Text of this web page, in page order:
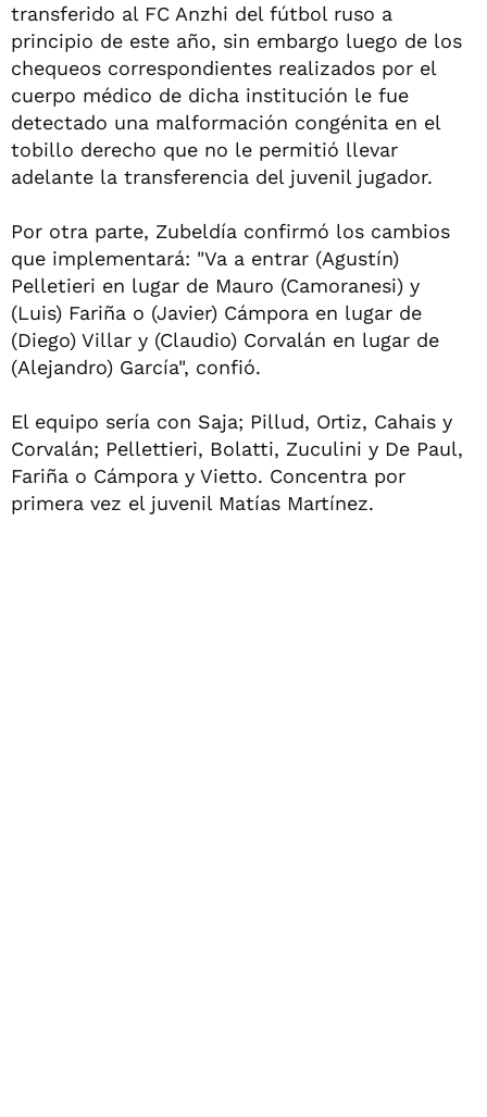
transferido al FC Anzhi del fútbol ruso a
principio de este año, sin embargo luego de los
chequeos correspondientes realizados por el
cuerpo médico de dicha institución le fue
detectado una malformación congénita en el
tobillo derecho que no le permitió llevar
adelante la transferencia del juvenil jugador.
Por otra parte, Zubeldía confirmó los cambios
que implementará: "Va a entrar (Agustín)
Pelletieri en lugar de Mauro (Camoranesi) y
(Luis) Fariña o (Javier) Cámpora en lugar de
(Diego) Villar y (Claudio) Corvalán en lugar de
(Alejandro) García", confió.
El equipo sería con Saja; Pillud, Ortiz, Cahais y
Corvalán; Pellettieri, Bolatti, Zuculini y De Paul,
Fariña o Cámpora y Vietto. Concentra por
primera vez el juvenil Matías Martínez.